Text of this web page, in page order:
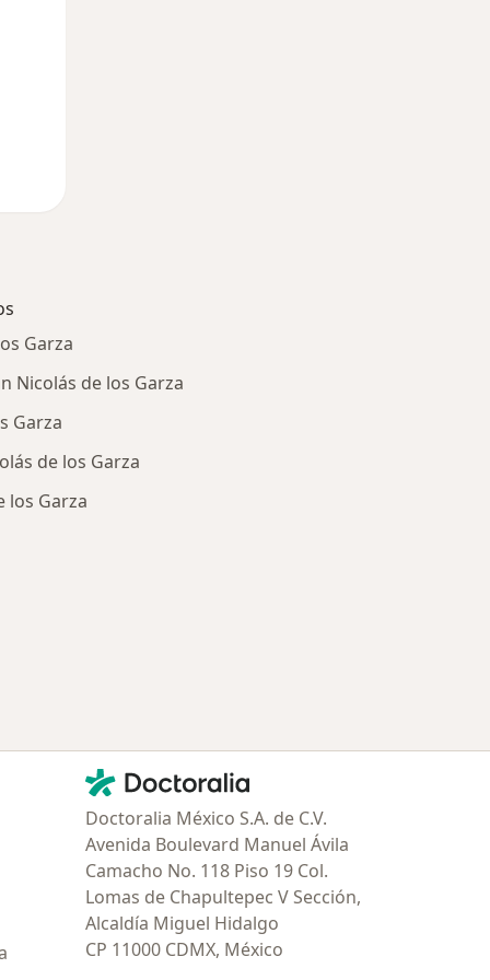
Garza
Nicolás de los Garza
Garza
de los Garza
los Garza
Contacto
Doctoralia - Página de inicio
Doctoralia México S.A. de C.V.
Avenida Boulevard Manuel Ávila
Camacho No. 118 Piso 19 Col.
Lomas de Chapultepec V Sección,
Alcaldía Miguel Hidalgo
CP 11000 CDMX, México